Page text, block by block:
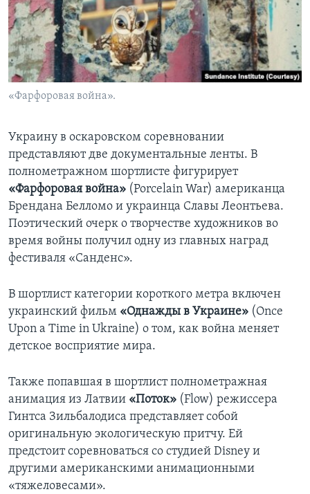
«Фарфоровая война».
Украину в оскаровском соревновании
представляют две документальные ленты. В
полнометражном шортлисте фигурирует
«Фарфоровая война» (Porcelain War) американца
Брендана Белломо и украинца Славы Леонтьева.
Поэтический очерк о творчестве художников во
время войны получил одну из главных наград
фестиваля «Санденс».
В шортлист категории короткого метра включен
украинский фильм «Однажды в Украине» (Once
Upon a Time in Ukraine) о том, как война меняет
детское восприятие мира.
Также попавшая в шортлист полнометражная
анимация из Латвии «Поток» (Flow) режиссера
Гинтса Зильбалодиса представляет собой
оригинальную экологическую притчу. Ей
предстоит соревноваться со студией Disney и
другими американскими анимационными
«тяжеловесами».